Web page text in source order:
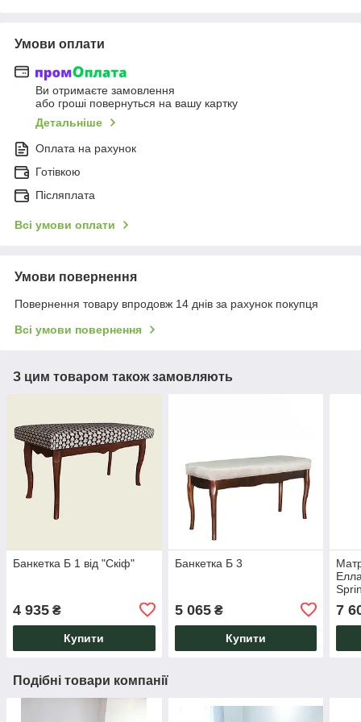
Умови оплати
Ви отримаєте замовлення
або гроші повернуться на вашу картку
Детальніше
Оплата на рахунок
Готівкою
Післяплата
Всі умови оплати
Умови повернення
Повернення товару впродовж 14 днів за рахунок покупця
Всі умови повернення
З цим товаром також замовляють
Банкетка Б 1 від "Скіф"
4 935 ₴
Купити
Банкетка Б 3
5 065₴
Купити
7
Подібні товари компанії